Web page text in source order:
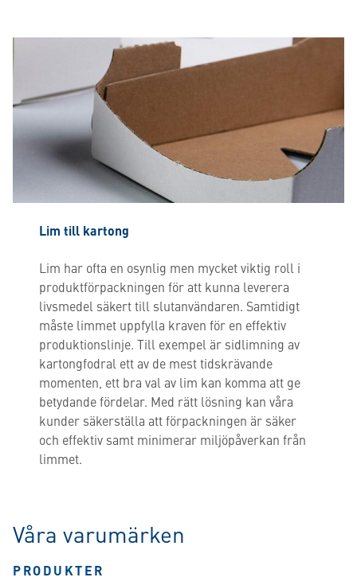
Lim till kartong
Lim har ofta en osynlig men mycket viktig roll i
produktförpackningen för att kunna leverera
livsmedel säkert till slutanvändaren. Samtidigt
måste limmet uppfylla kraven för en effektiv
produktionslinje. Till exempel är sidlimning av
kartongfodral ett av de mest tidskrävande
momenten, ett bra val av lim kan komma att ge
betydande fördelar. Med rätt lösning kan våra
kunder säkerställa att förpackningen är säker
och effektiv samt minimerar miljöpåverkan från
limmet.
Våra varumärken
PRODUKTER